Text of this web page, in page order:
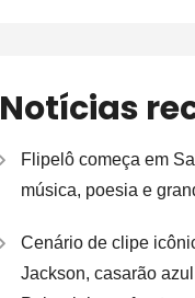
Notícias
Flipelô começa em
música, poesia e
Cenário de clipe
Jackson, casarão